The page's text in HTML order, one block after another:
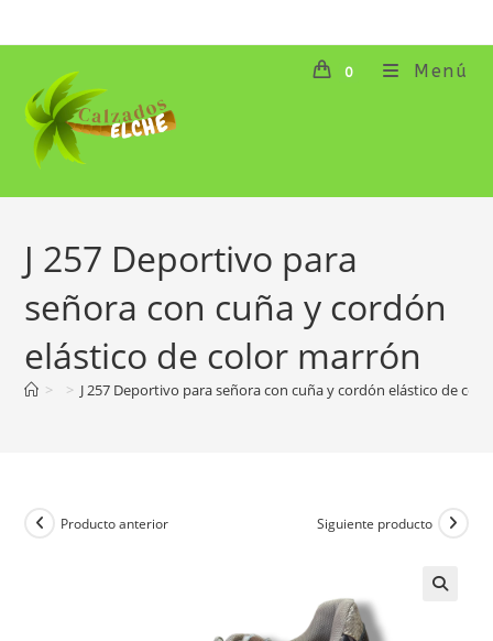
al
contenido
0 Menú
J 257 Deportivo para
señora con cuña y cordón
elástico de color marrón
> > J 257 Deportivo para señora con cuña y cordón elástico de
Producto anterior Siguiente producto